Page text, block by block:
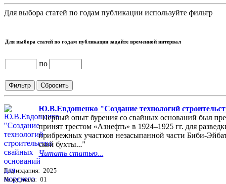
Для выбора статей по годам публикации используйте фильтр
Для выбора статей по годам публикации задайте временной интервал
по
Ю.В.Евдошенко "Создание технологий
"Первый опыт бурения со свайных оснований был
принят трестом «Азнефть» в 1924–1925 гг. для
прибрежных участков незасыпанной части Биби-
ской бухты..."
Читать статью...
Год издания: 2025
№ журнала: 01